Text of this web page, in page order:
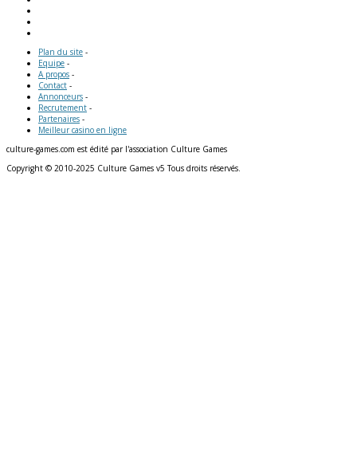
Plan du site -
Equipe -
A propos -
Contact -
Annonceurs -
Recrutement -
Partenaires -
Meilleur casino en ligne
culture-games.com est édité par l'association Culture Games
Copyright © 2010-2025 Culture Games v5 Tous droits réservés.